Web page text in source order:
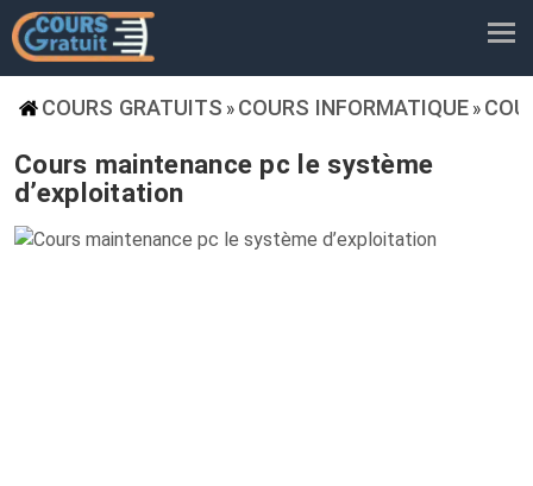
COURS GRATUITS » COURS INFORMATIQUE »
Cours maintenance pc le système
d’exploitation